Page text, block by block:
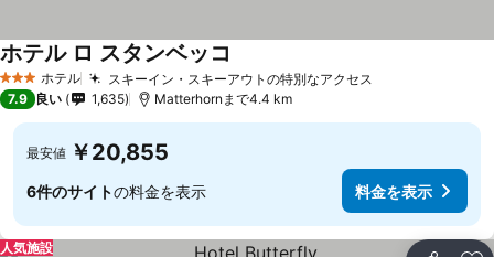
3 ホテルのランク
ホテル スキーイン・スキーアウトの特別なアクセス
ホテル ロ スタンベッコ
7.9 良い 1,635 Matterhornまで4.4 km
最安値 ￥20,855
6件のサイトの料金を表示 料金を表示
人気施設